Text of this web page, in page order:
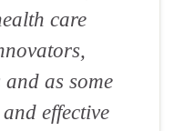
care
as some
effective